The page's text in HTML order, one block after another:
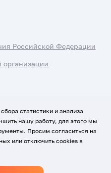
Российской Федерации
организации
данных
статистики и анализа
нашу работу, для этого мы
Просим согласиться на
или отключить cookies в